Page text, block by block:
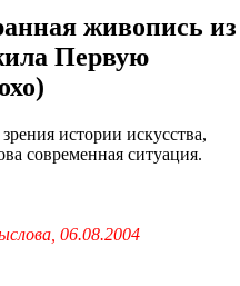
живопись из
Первую
истории искусства,
современная ситуация.
06.08.2004